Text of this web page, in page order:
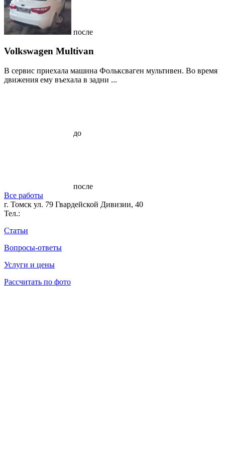
после
Volkswagen Multivan
В сервис приехала машина Фольксваген мультивен. Во время
движения ему въехала в задни ...
до
после
Все работы
г. Томск ул. 79 Гвардейской Дивизии, 40
Тел.:
Статьи
Вопросы-ответы
Услуги и цены
Рассчитать по фото